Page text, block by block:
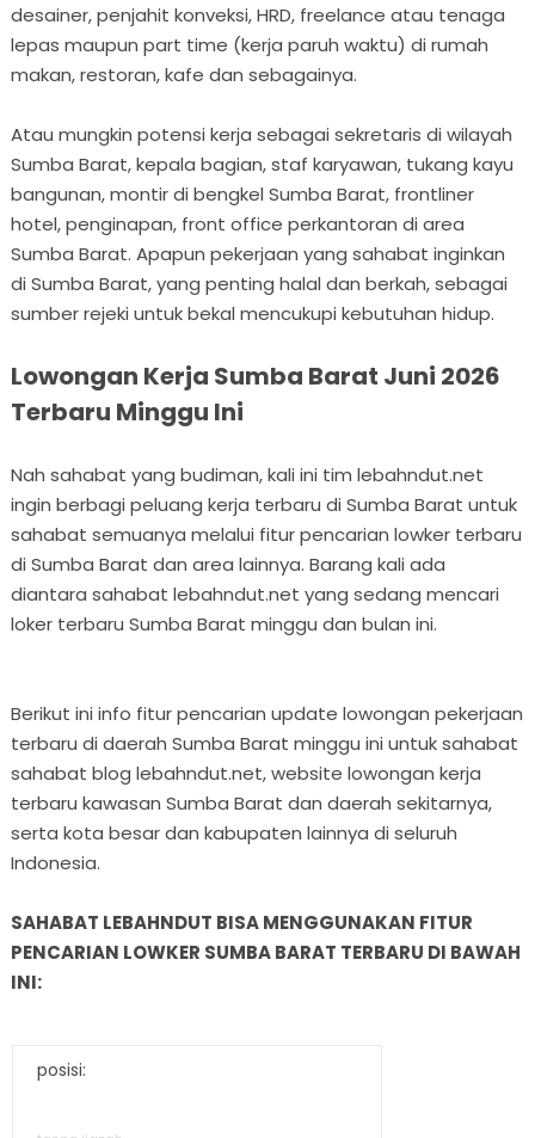
desainer, penjahit konveksi, HRD, freelance atau tenaga
lepas maupun part time (kerja paruh waktu) di rumah
makan, restoran, kafe dan sebagainya.
Atau mungkin potensi kerja sebagai sekretaris di wilayah
Sumba Barat, kepala bagian, staf karyawan, tukang kayu
bangunan, montir di bengkel Sumba Barat, frontliner
hotel, penginapan, front office perkantoran di area
Sumba Barat. Apapun pekerjaan yang sahabat inginkan
di Sumba Barat, yang penting halal dan berkah, sebagai
sumber rejeki untuk bekal mencukupi kebutuhan hidup.
Lowongan Kerja Sumba Barat Juni 2026
Terbaru Minggu Ini
Nah sahabat yang budiman, kali ini tim lebahndut.net
ingin berbagi peluang kerja terbaru di Sumba Barat untuk
sahabat semuanya melalui fitur pencarian lowker terbaru
di Sumba Barat dan area lainnya. Barang kali ada
diantara sahabat lebahndut.net yang sedang mencari
loker terbaru Sumba Barat minggu dan bulan ini.
Berikut ini info fitur pencarian update lowongan pekerjaan
terbaru di daerah Sumba Barat minggu ini untuk sahabat
sahabat blog lebahndut.net, website lowongan kerja
terbaru kawasan Sumba Barat dan daerah sekitarnya,
serta kota besar dan kabupaten lainnya di seluruh
Indonesia.
SAHABAT LEBAHNDUT BISA MENGGUNAKAN FITUR
PENCARIAN LOWKER SUMBA BARAT TERBARU DI BAWAH
INI:
posisi: